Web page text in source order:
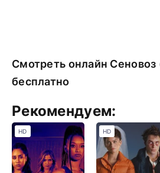
Смотреть онлайн Сеновоз
бесплатно
Рекомендуем:
HD HD